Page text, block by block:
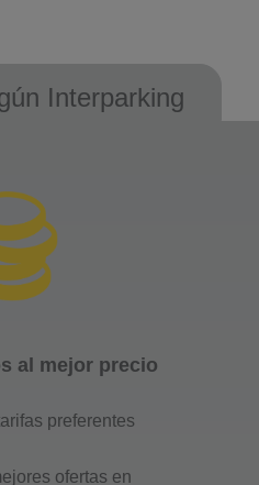
Interparking
al mejor precio
preferentes
ofertas en